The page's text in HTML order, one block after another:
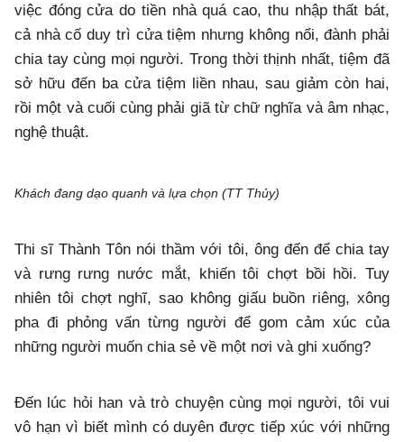
việc đóng cửa do tiền nhà quá cao, thu nhập thất bát,
cả nhà cố duy trì cửa tiệm nhưng không nổi, đành phải
chia tay cùng mọi người. Trong thời thịnh nhất, tiệm đã
sở hữu đến ba cửa tiệm liền nhau, sau giảm còn hai,
rồi một và cuối cùng phải giã từ chữ nghĩa và âm nhạc,
nghệ thuật.
Khách đang dạo quanh và lựa chọn (TT Thủy)
Thi sĩ Thành Tôn nói thầm với tôi, ông đến để chia tay
và rưng rưng nước mắt, khiến tôi chợt bồi hồi. Tuy
nhiên tôi chợt nghĩ, sao không giấu buồn riêng, xông
pha đi phỏng vấn từng người để gom cảm xúc của
những người muốn chia sẻ về một nơi và ghi xuống?
Đến lúc hỏi han và trò chuyện cùng mọi người, tôi vui
vô hạn vì biết mình có duyên được tiếp xúc với những